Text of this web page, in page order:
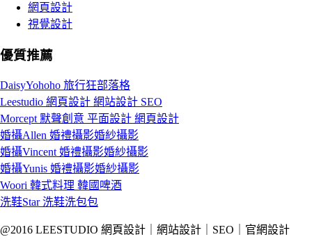
網頁設計
視覺設計
優質推薦
DaisyYohoho 旅行狂部落格
Leestudio 網頁設計 網站設計 SEO
Morcept 默聲創意 平面設計 網頁設計
婚攝Allen 婚禮攝影婚紗攝影
婚攝Vincent 婚禮攝影婚紗攝影
婚攝Yunis 婚禮攝影婚紗攝影
Woori 韓式料理 韓國啤酒
洗鞋Star 洗鞋洗包包
@2016 LEESTUDIO 網頁設計｜網站設計｜SEO｜官網設計